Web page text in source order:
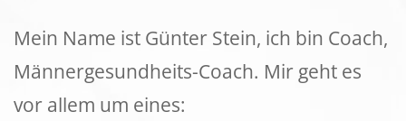
Mein Name ist Günter Stein, ich bin Coach,
Männergesundheits-Coach. Mir geht es
vor allem um eines: